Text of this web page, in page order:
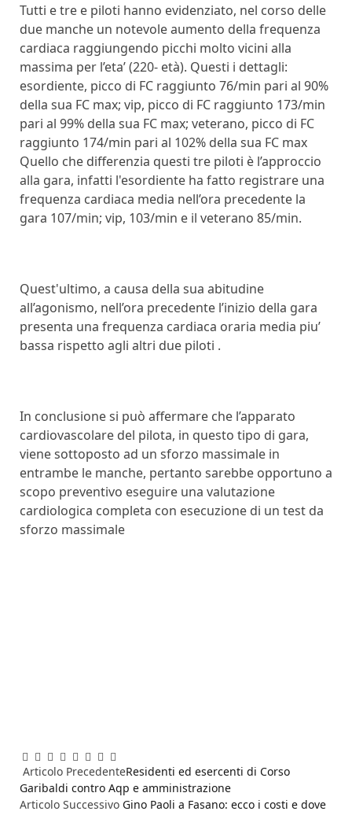
Tutti e tre e piloti hanno evidenziato, nel corso delle
due manche un notevole aumento della frequenza
cardiaca raggiungendo picchi molto vicini alla
massima per l’eta’ (220- età). Questi i dettagli:
esordiente, picco di FC raggiunto 76/min pari al 90%
della sua FC max; vip, picco di FC raggiunto 173/min
pari al 99% della sua FC max; veterano, picco di FC
raggiunto 174/min pari al 102% della sua FC max
Quello che differenzia questi tre piloti è l’approccio
alla gara, infatti l'esordiente ha fatto registrare una
frequenza cardiaca media nell’ora precedente la
gara 107/min; vip, 103/min e il veterano 85/min.
Quest'ultimo, a causa della sua abitudine
all’agonismo, nell’ora precedente l’inizio della gara
presenta una frequenza cardiaca oraria media piu’
bassa rispetto agli altri due piloti .
In conclusione si può affermare che l’apparato
cardiovascolare del pilota, in questo tipo di gara,
viene sottoposto ad un sforzo massimale in
entrambe le manche, pertanto sarebbe opportuno a
scopo preventivo eseguire una valutazione
cardiologica completa con esecuzione di un test da
sforzo massimale
Facebook
Twitter
Pinterest
LinkedIn
Reddit
WhatsApp
Telegram
Email
Articolo PrecedenteResidenti ed esercenti di Corso
Garibaldi contro Aqp e amministrazione
Articolo Successivo Gino Paoli a Fasano: ecco i costi e dove